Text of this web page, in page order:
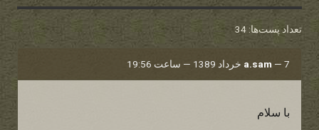
تعداد پست‌ها: 34
a.sam — 7 خرداد 1389 — ساعت 19:56
با سلام